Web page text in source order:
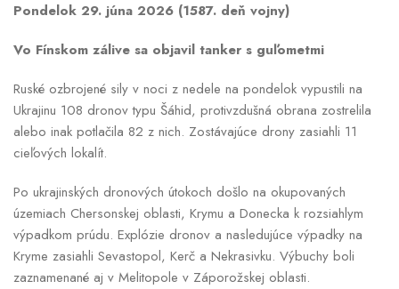
Pondelok 29. júna 2026 (1587. deň vojny)
Vo Fínskom zálive sa objavil tanker s guľometmi
Ruské ozbrojené sily v noci z nedele na pondelok vypustili na
Ukrajinu 108 dronov typu Šáhid, protivzdušná obrana zostrelila
alebo inak potlačila 82 z nich. Zostávajúce drony zasiahli 11
cieľových lokalít.
Po ukrajinských dronových útokoch došlo na okupovaných
územiach Chersonskej oblasti, Krymu a Donecka k rozsiahlym
výpadkom prúdu. Explózie dronov a nasledujúce výpadky na
Kryme zasiahli Sevastopol, Kerč a Nekrasivku. Výbuchy boli
zaznamenané aj v Melitopole v Záporožskej oblasti.